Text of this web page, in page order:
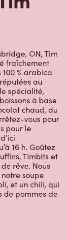
ON, Tim
fraîchement
% arabica
au
spécialité,
à base
chaud, du
vous pour
pour le
16 h. Goûtez
Timbits et
rêve. Nous
soupe
et un chili, qui
de pommes de